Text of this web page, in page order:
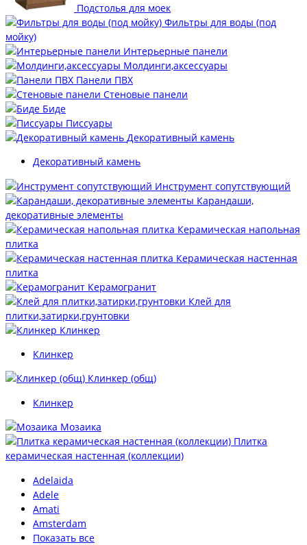
Подстолья для моек
Фильтры для воды (под
мойку)
Интерьерные панели
Молдинги,аксессуары
Панели ПВХ
Стеновые панели
Биде
Писсуары
Декоративный камень
Декоративный камень
Инструмент сопутствующий
Карандаши,
декоративные элементы
Керамическая напольная
плитка
Керамическая настенная
плитка
Керамогранит
Клей для
плитки,затирки,грунтовки
Клинкер
Клинкер
Клинкер (общ)
Клинкер
Мозаика
Плитка
керамическая настенная (коллекции)
Adelaida
Adele
Amati
Amsterdam
Показать все